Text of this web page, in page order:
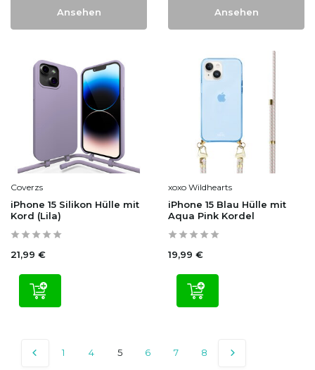
Ansehen Ansehen
Coverzs
iPhone 15 Silikon Hülle mit
Kord (Lila)
21,99 €
xoxo Wildhearts
iPhone 15 Blau Hülle mit
Aqua Pink Kordel
19,99 €
1 4 5 6 7 8